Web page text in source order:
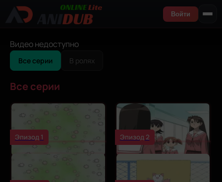
Войти
Видео недоступно
Все серии В ролях
Все серии
Эпизод 1 Эпизод 2